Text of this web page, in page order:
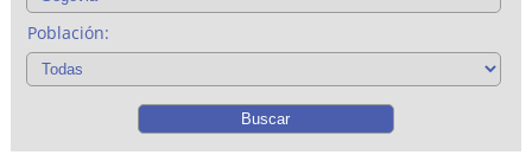
Población: